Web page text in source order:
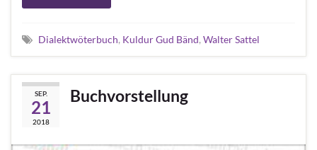
Dialektwöterbuch, Kuldur Gud Bänd, Walter Sattel
SEP.
21
2018
Buchvorstellung